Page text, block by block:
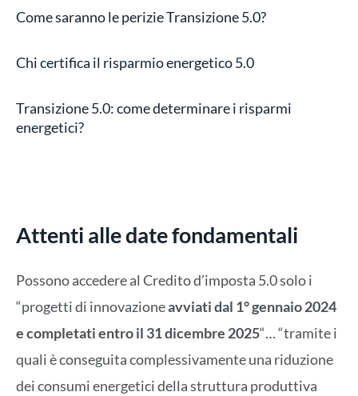
Come saranno le perizie Transizione 5.0?
Chi certifica il risparmio energetico 5.0
Transizione 5.0: come determinare i risparmi
energetici?
Attenti alle date fondamentali
Possono accedere al Credito d’imposta 5.0 solo i
“progetti di innovazioneavviati dal 1° gennaio 2024
e completati entro il 31 dicembre 2025“… “tramite i
quali è conseguita complessivamente una riduzione
dei consumi energetici della struttura produttiva